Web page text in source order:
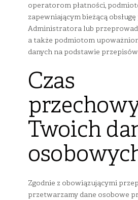
operatorom płatności,
zapewniającym bieżącą
Administratora lub
a także podmiotom
danych na podstawie
Czas
Twoich
Zgodnie z obowiązującymi
przetwarzamy dane osobowe